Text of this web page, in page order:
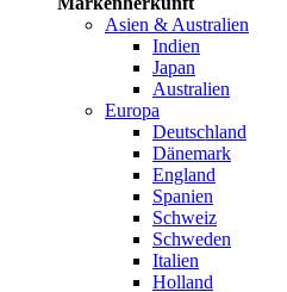
Asien & Australien
Indien
Japan
Australien
Europa
Deutschland
Dänemark
England
Spanien
Schweiz
Schweden
Italien
Holland